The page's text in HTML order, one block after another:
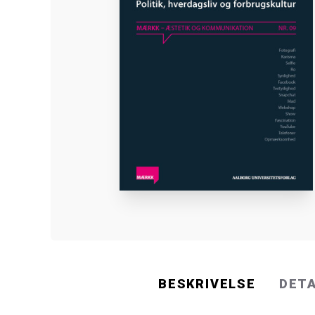
BESKRIVELSE